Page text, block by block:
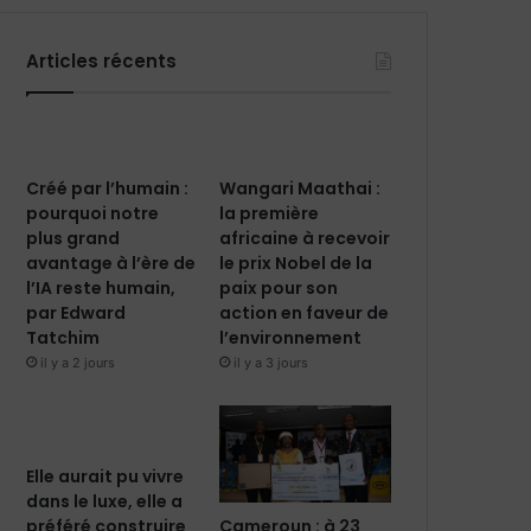
Articles récents
Créé par l’humain :
pourquoi notre
plus grand
avantage à l’ère de
l’IA reste humain,
par Edward
Tatchim
il y a 2 jours
Wangari Maathai :
la première
africaine à recevoir
le prix Nobel de la
paix pour son
action en faveur de
l’environnement
il y a 3 jours
Elle aurait pu vivre
dans le luxe, elle a
préféré construire
Cameroun : à 23